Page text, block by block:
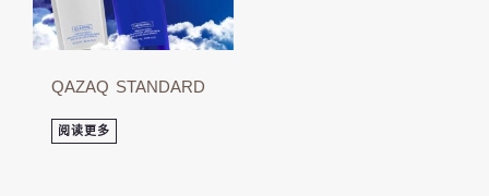
QAZAQ STANDARD
阅读更多